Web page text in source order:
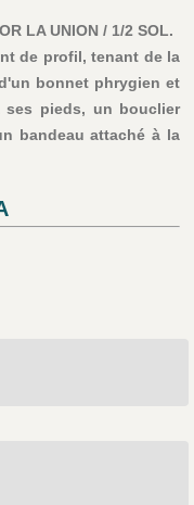
LA UNION / 1/2 SOL.
de profil, tenant de la
bonnet phrygien et
ses pieds, un bouclier
bandeau attaché à la